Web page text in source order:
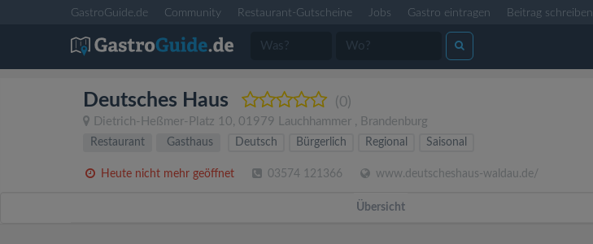
GastroGuide.de Community Restaurant-Gutscheine Jobs Gastro eintragen Beitrag schreiben
Deutsches Haus (0)
Dietrich-Heßmer-Platz 10, 01979 Lauchhammer , Brandenburg
Restaurant
Gasthaus Deutsch Bürgerlich Regional Saisonal
Heute nicht mehr geöffnet 03574 121366 www.deutscheshaus-waldau.de/
Übersicht